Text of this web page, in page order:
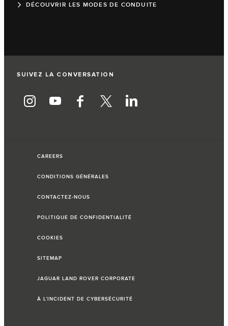
DÉCOUVRIR LES MODES DE CONDUITE
SUIVEZ LA CONVERSATION
CAREERS
CONDITIONS GÉNÉRALES
CONTACTEZ-NOUS
POLITIQUE DE CONFIDENTIALITÉ
COOKIES
SITEMAP
JAGUAR LAND ROVER CORPORATE
À L’INCIDENT DE CYBERSÉCURITÉ